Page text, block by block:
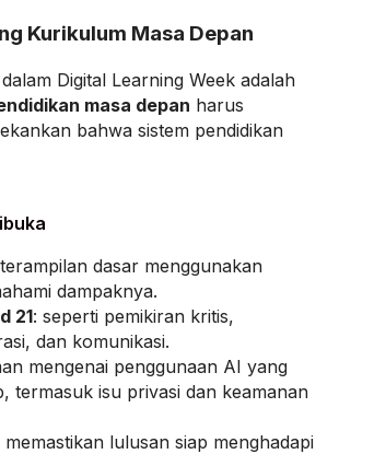
Kurikulum Masa Depan
Digital Learning Week adalah
masa depan harus
bahwa sistem pendidikan
dasar menggunakan
dampaknya.
21: seperti pemikiran kritis,
dan komunikasi.
mengenai penggunaan AI yang
termasuk isu privasi dan keamanan
memastikan lulusan siap menghadapi